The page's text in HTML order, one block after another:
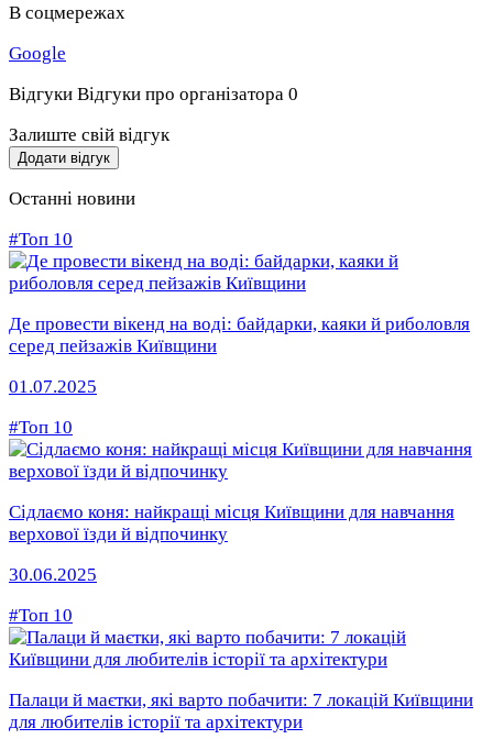
В соцмережах
Google
Відгуки Відгуки про організатора 0
Залиште свій відгук
Додати відгук
Останні новини
#Топ 10
Де провести вікенд на воді: байдарки, каяки й риболовля
серед пейзажів Київщини
01.07.2025
#Топ 10
Сідлаємо коня: найкращі місця Київщини для навчання
верхової їзди й відпочинку
30.06.2025
#Топ 10
Палаци й маєтки, які варто побачити: 7 локацій Київщини
для любителів історії та архітектури